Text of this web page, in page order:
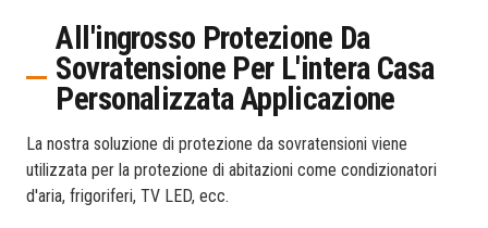
All'ingrosso Protezione Da
Sovratensione Per L'intera Casa
Personalizzata Applicazione
La nostra soluzione di protezione da sovratensioni viene
utilizzata per la protezione di abitazioni come condizionatori
d'aria, frigoriferi, TV LED, ecc.